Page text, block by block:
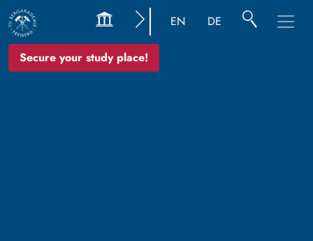
Secure your study place!
EN DE